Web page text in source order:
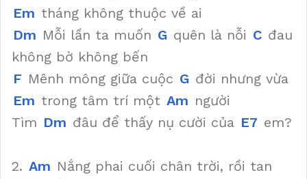
Em tháng không thuộc về ai
Dm Mỗi lần ta muốn G quên là nỗi C đau
không bờ không bến
F Mênh mông giữa cuộc G đời nhưng vừa
Em trong tâm trí một Am người
Tìm Dm đâu để thấy nụ cười của E7 em?
2. Am Nắng phai cuối chân trời, rồi tan